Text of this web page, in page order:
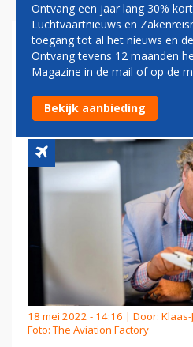
AVIATION
UIT RICHTING VS
18 mei 2022 - 14:16 | Door:
Foto: The Aviation Factory
Ontvang een jaar lang 30%
Luchtvaartnieuws en
toegang tot al het nieuws en
Ontvang tevens 12 maanden
Magazine in de mail of op de
Bekijk aanbieding